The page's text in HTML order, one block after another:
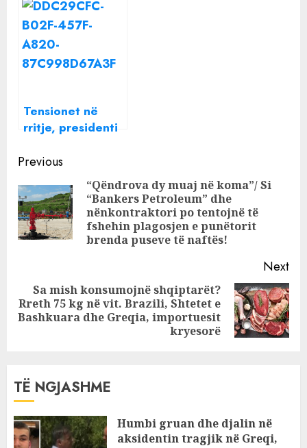
ishte epiqendra e
tërmetit
Tensionet në
rritje, presidenti
takim ballë për
ballë me Putin
Continue
Reading
Previous
“Qëndrova dy muaj në koma”/ Si
“Bankers Petroleum” dhe
nënkontraktori po tentojnë të
fshehin plagosjen e punëtorit
brenda puseve të naftës!
Next
Next
post:
Sa mish konsumojnë shqiptarët?
Rreth 75 kg në vit. Brazili, Shtetet e
Bashkuara dhe Greqia, importuesit
kryesorë
TË NGJASHME
Humbi gruan dhe djalin në
aksidentin tragjik në Greqi,